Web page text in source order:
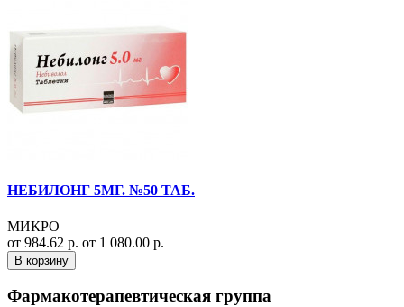
НЕБИЛОНГ 5МГ. №50 ТАБ.
МИКРО
от 984.62 р. от 1 080.00 р.
В корзину
Фармакотерапевтическая группа